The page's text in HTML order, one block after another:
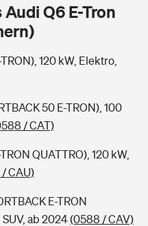
findenQ6 E-Tron
120 kW, Elektro,
50 E-TRON), 100
/ CAT)
QUATTRO), 120 kW,
CAU)
E-TRON
ab 2024(0588 / CAV)